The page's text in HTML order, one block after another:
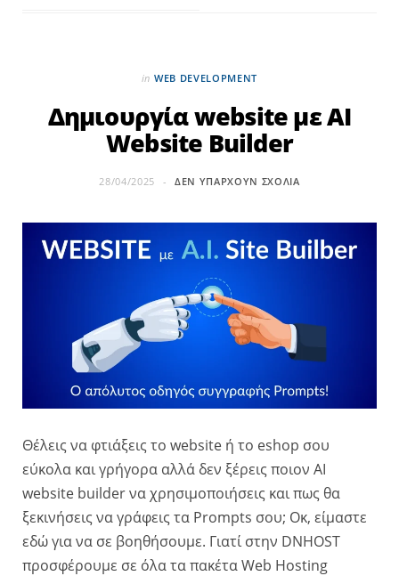
in WEB DEVELOPMENT
Δημιουργία website με AI
Website Builder
28/04/2025 ΔΕΝ ΥΠΆΡΧΟΥΝ ΣΧΌΛΙΑ
Θέλεις να φτιάξεις το website ή το eshop σου
εύκολα και γρήγορα αλλά δεν ξέρεις ποιον AI
website builder να χρησιμοποιήσεις και πως θα
ξεκινήσεις να γράφεις τα Prompts σου; Οκ, είμαστε
εδώ για να σε βοηθήσουμε. Γιατί στην DNHOST
προσφέρουμε σε όλα τα πακέτα Web Hosting